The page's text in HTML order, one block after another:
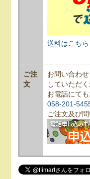
送料はこちら
ご注
文
お問い合わ
していただく
お電話にても
058-201-
ご注文及び問